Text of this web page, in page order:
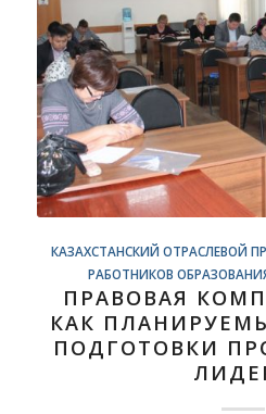
КАЗАХСТАНСКИЙ ОТРАСЛЕВОЙ
РАБОТНИКОВ
ПРАВОВАЯ
КАК
ПОДГОТОВКИ